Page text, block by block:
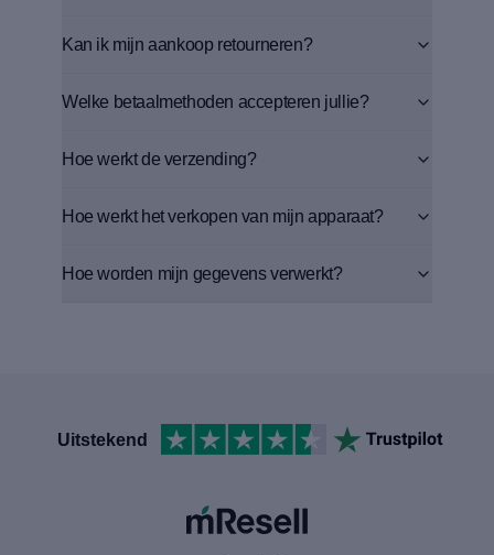
Kan ik mijn aankoop retourneren?
Welke betaalmethoden accepteren jullie?
Hoe werkt de verzending?
Hoe werkt het verkopen van mijn apparaat?
Hoe worden mijn gegevens verwerkt?
Uitstekend